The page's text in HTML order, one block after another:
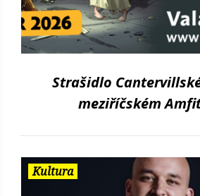
Strašidlo
meziříčském
Kultura